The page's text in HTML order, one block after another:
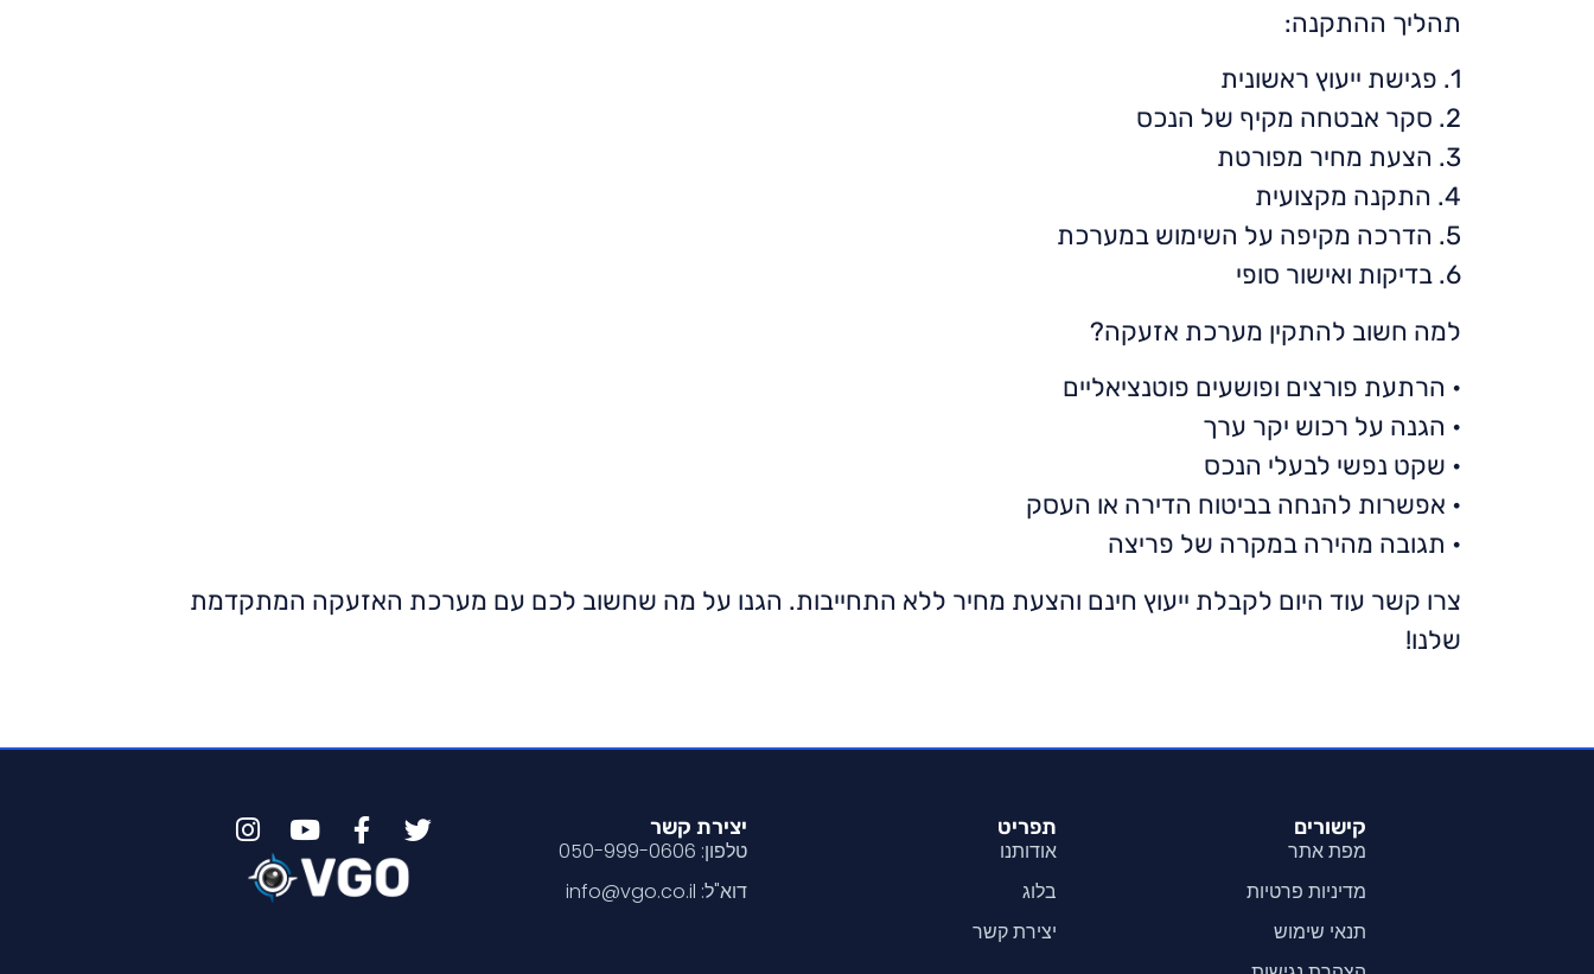
תהליך ההתקנה:
1. פגישת ייעוץ ראשונית
2. סקר אבטחה מקיף של הנכס
3. הצעת מחיר מפורטת
4. התקנה מקצועית
5. הדרכה מקיפה על השימוש במערכת
6. בדיקות ואישור סופי
למה חשוב להתקין מערכת אזעקה?
• הרתעת פורצים ופושעים פוטנציאליים
• הגנה על רכוש יקר ערך
• שקט נפשי לבעלי הנכס
• אפשרות להנחה בביטוח הדירה או העסק
• תגובה מהירה במקרה של פריצה
צרו קשר עוד היום לקבלת ייעוץ חינם והצעת מחיר ללא התחייבות. הגנו על מה שחשוב לכם עם מערכת האזעקה המתקדמת
שלנו!
קישורים
מפת אתר
מדיניות פרטיות
תנאי שימוש
תפריט
אודותנו
בלוג
יצירת קשר
יצירת קשר​
טלפון: 050-999-0606
דוא"ל: info@vgo.co.il
לחצו על הכפתור למטה וכתבו לי
לחצו ושלחו וואטסאפ ➤